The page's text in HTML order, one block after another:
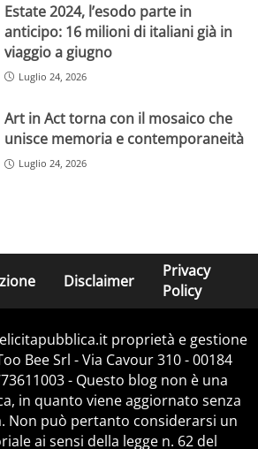
Estate 2024, l’esodo parte in
anticipo: 16 milioni di italiani già in
viaggio a giugno
Luglio 24, 2026
Art in Act torna con il mosaico che
unisce memoria e contemporaneità
Luglio 24, 2026
Disclaimer
Privacy
Policy
proprietà e gestione
Bee Srl - Via Cavour 310 - 00184
- Questo blog non è una
in quanto viene aggiornato senza
Non può pertanto considerarsi un
ai sensi della legge n. 62 del